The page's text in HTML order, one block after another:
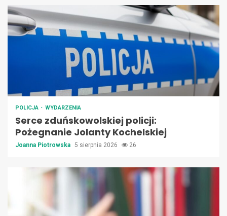
POLICJA WYDARZENIA
Serce zduńskowolskiej policji:
Pożegnanie Jolanty Kochelskiej
Joanna Piotrowska 5 sierpnia 2026 26